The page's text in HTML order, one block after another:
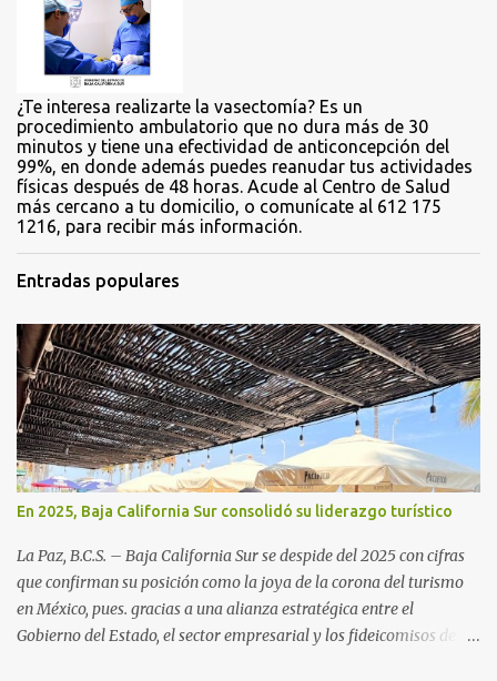
o
¿Te interesa realizarte la vasectomía? Es un
procedimiento ambulatorio que no dura más de 30
minutos y tiene una efectividad de anticoncepción del
99%, en donde además puedes reanudar tus actividades
físicas después de 48 horas. Acude al Centro de Salud
más cercano a tu domicilio, o comunícate al 612 175
1216, para recibir más información.
Entradas populares
En 2025, Baja California Sur consolidó su liderazgo turístico
La Paz, B.C.S. – Baja California Sur se despide del 2025 con cifras
que confirman su posición como la joya de la corona del turismo
en México, pues. gracias a una alianza estratégica entre el
Gobierno del Estado, el sector empresarial y los fideicomisos de